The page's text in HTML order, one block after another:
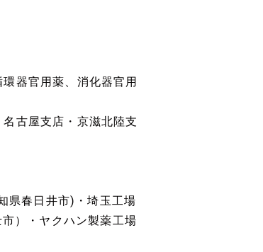
器官用薬、消化器官用
古屋支店・京滋北陸支
県春日井市)・埼玉工場
）・ヤクハン製薬工場